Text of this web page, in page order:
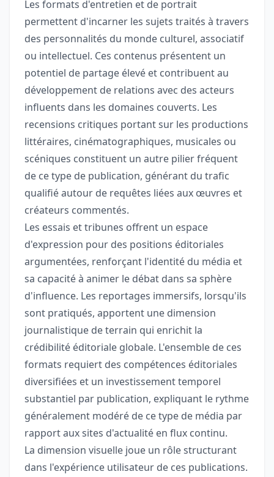
Les formats d'entretien et de portrait
permettent d'incarner les sujets traités à travers
des personnalités du monde culturel, associatif
ou intellectuel. Ces contenus présentent un
potentiel de partage élevé et contribuent au
développement de relations avec des acteurs
influents dans les domaines couverts. Les
recensions critiques portant sur les productions
littéraires, cinématographiques, musicales ou
scéniques constituent un autre pilier fréquent
de ce type de publication, générant du trafic
qualifié autour de requêtes liées aux œuvres et
créateurs commentés.
Les essais et tribunes offrent un espace
d'expression pour des positions éditoriales
argumentées, renforçant l'identité du média et
sa capacité à animer le débat dans sa sphère
d'influence. Les reportages immersifs, lorsqu'ils
sont pratiqués, apportent une dimension
journalistique de terrain qui enrichit la
crédibilité éditoriale globale. L'ensemble de ces
formats requiert des compétences éditoriales
diversifiées et un investissement temporel
substantiel par publication, expliquant le rythme
généralement modéré de ce type de média par
rapport aux sites d'actualité en flux continu.
La dimension visuelle joue un rôle structurant
dans l'expérience utilisateur de ces publications.